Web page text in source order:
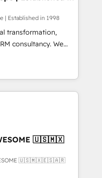
which means we
as well the
-
| Established in 1998
transformation,
consultancy. We
clients to
and fuel their
improve
• RevOps &
What
🇺🇸🇲🇽
🇺🇸🇲🇽🇪🇸🇦🇷